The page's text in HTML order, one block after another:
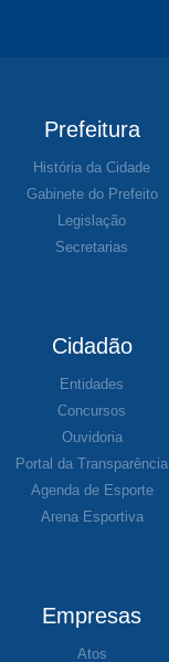
Prefeitura
História da Cidade
Gabinete do Prefeito
Legislação
Secretarias
Cidadão
Entidades
Concursos
Ouvidoria
Portal da Transparência
Agenda de Esporte
Arena Esportiva
Empresas
Atos